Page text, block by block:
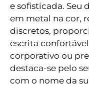
e sofisticada. Seu
em metal na cor,
discretos,
escrita
corporativo ou
destaca-se pelo
com o nome da